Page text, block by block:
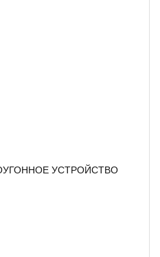
УСТРОЙСТВО